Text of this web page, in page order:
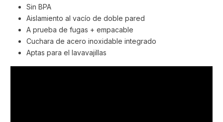
Sin BPA
Aislamiento al vacío de doble pared
A prueba de fugas + empacable
Cuchara de acero inoxidable integrado
Aptas para el lavavajillas